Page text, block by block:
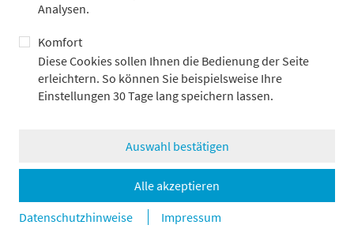
Analysen.
Komfort
Diese Cookies sollen Ihnen die Bedienung der Seite
erleichtern. So können Sie beispielsweise Ihre
Einstellungen 30 Tage lang speichern lassen.
Auswahl bestätigen
Alle akzeptieren
Datenschutzhinweise
Impressum